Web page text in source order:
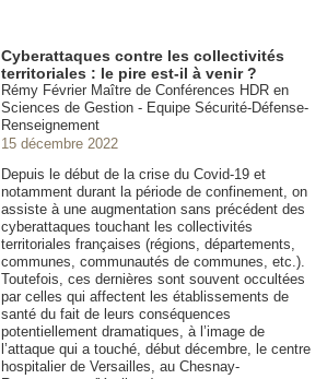
Cyberattaques contre les collectivités
territoriales : le pire est-il à venir ?
Rémy Février Maître de Conférences HDR en
Sciences de Gestion - Equipe Sécurité-Défense-
Renseignement
15 décembre 2022
Depuis le début de la crise du Covid-19 et
notamment durant la période de confinement, on
assiste à une augmentation sans précédent des
cyberattaques touchant les collectivités
territoriales françaises (régions, départements,
communes, communautés de communes, etc.).
Toutefois, ces dernières sont souvent occultées
par celles qui affectent les établissements de
santé du fait de leurs conséquences
potentiellement dramatiques, à l’image de
l’attaque qui a touché, début décembre, le centre
hospitalier de Versailles, au Chesnay-